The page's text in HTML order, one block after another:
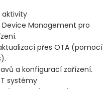
aktivity
Device Management pro
přes OTA (pomocí
a konfigurací zařízení.
systémy